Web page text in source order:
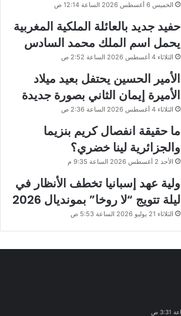
الخميس 6 أغسطس 2026 الساعة 12:14 ص
حفيد جديد بالعائلة الملكية المغربية
يحمل اسم الملك محمد السادس
الثلاثاء 4 أغسطس 2026 الساعة 2:52 ص
الأمير الحسين يحتفل بعيد ميلاد
الأميرة إيمان الثاني بصورة جديدة
الثلاثاء 4 أغسطس 2026 الساعة 2:36 ص
ما حقيقة انفصال كريم بنزيما
والجزائرية لينا خضري؟
الأحد 2 أغسطس 2026 الساعة 9:35 م
ولية عهد إسبانيا تخطف الأنظار في
ليلة تتويج “لا روخا” بمونديال 2026
الثلاثاء 21 يوليو 2026 الساعة 5:53 ص